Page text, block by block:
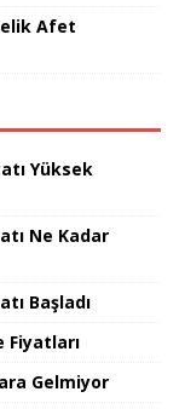
Afet
Yüksek
Ne Kadar
Başladı
Fiyatları
Gelmiyor